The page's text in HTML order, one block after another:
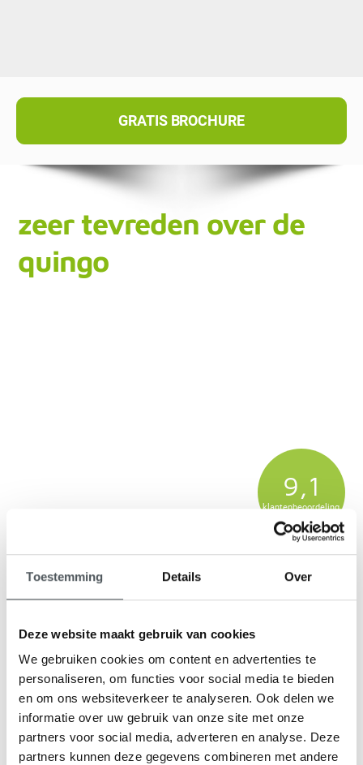
Toestemming Details Over
Deze website maakt gebruik van cookies
We gebruiken cookies om content en advertenties te
personaliseren, om functies voor social media te bieden
en om ons websiteverkeer te analyseren. Ook delen we
informatie over uw gebruik van onze site met onze
partners voor social media, adverteren en analyse. Deze
partners kunnen deze gegevens combineren met andere
GRATIS BROCHURE
zeer tevreden over de
quingo
9,1
klantenbeoordeling